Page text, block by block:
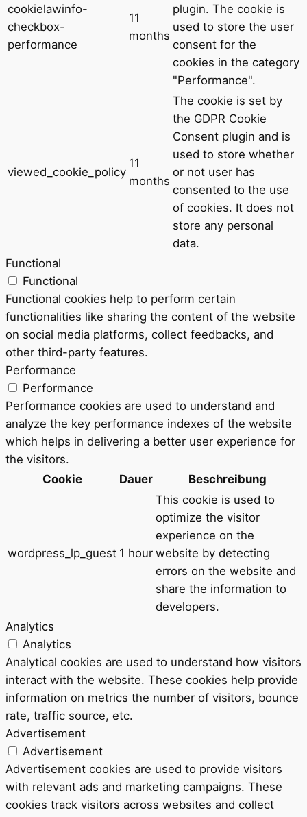
cookielawinfo-
checkbox-
performance
11
months
plugin. The cookie is
used to store the user
consent for the
cookies in the category
"Performance".
viewed_cookie_policy
11
months
The cookie is set by
the GDPR Cookie
Consent plugin and is
used to store whether
or not user has
consented to the use
of cookies. It does not
store any personal
data.
Functional
Functional
Functional cookies help to perform certain
functionalities like sharing the content of the website
on social media platforms, collect feedbacks, and
other third-party features.
Performance
Performance
Performance cookies are used to understand and
analyze the key performance indexes of the website
which helps in delivering a better user experience for
the visitors.
Cookie
Dauer Beschreibung
wordpress_lp_guest 1 hour
This cookie is used to
optimize the visitor
experience on the
website by detecting
errors on the website and
share the information to
developers.
Analytics
Analytics
Analytical cookies are used to understand how visitors
interact with the website. These cookies help provide
information on metrics the number of visitors, bounce
rate, traffic source, etc.
Advertisement
Advertisement
Advertisement cookies are used to provide visitors
with relevant ads and marketing campaigns. These
cookies track visitors across websites and collect